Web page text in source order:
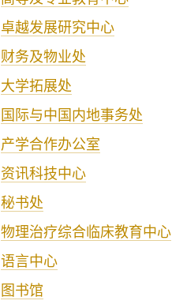
卓越发展研究中心
财务及物业处
大学拓展处
国际与中国内地事务处
产学合作办公室
资讯科技中心
秘书处
物理治疗综合临床教育中心
语言中心
图书馆